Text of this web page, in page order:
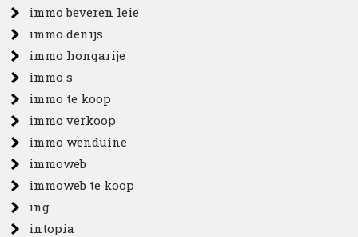
immo beveren leie
immo denijs
immo hongarije
immo s
immo te koop
immo verkoop
immo wenduine
immoweb
immoweb te koop
ing
intopia